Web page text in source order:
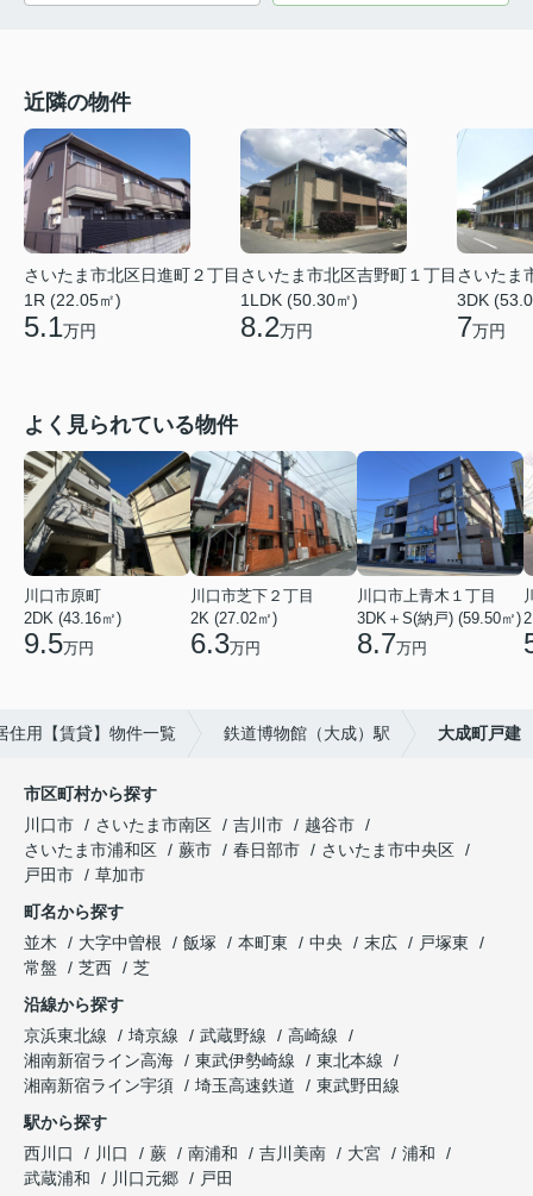
近隣の物件
さいたま市北区日進町２丁目
1R (22.05㎡)
5.1万円
さいたま市北区吉野町１丁目
1LDK (50.30㎡)
8.2万円
さいたま
3DK
7万円
よく見られている物件
川口市原町
2DK (43.16㎡)
9.5万円
川口市芝下２丁目
2K (27.02㎡)
6.3万円
川口市上青木１丁目
3DK＋S(納戸) (59.50㎡)
8.7万円
住用【賃貸】物件一覧 鉄道博物館（大成）駅 大成町戸建
市区町村から探す
川口市
さいたま市南区 吉川市
越谷市
さいたま市浦和区
蕨市 春日部市
さいたま市中央区
戸田市
草加市
町名から探す
並木
大字中曽根 飯塚 本町東 中央 末広
戸塚東
常盤
芝西
芝
沿線から探す
京浜東北線
埼京線 武蔵野線
高崎線
湘南新宿ライン高海
東武伊勢崎線
東北本線
湘南新宿ライン宇須
埼玉高速鉄道
東武野田線
駅から探す
西川口
川口 蕨 南浦和 吉川美南 大宮
浦和
武蔵浦和
川口元郷 戸田